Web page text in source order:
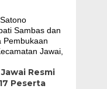
Resmi
Peserta